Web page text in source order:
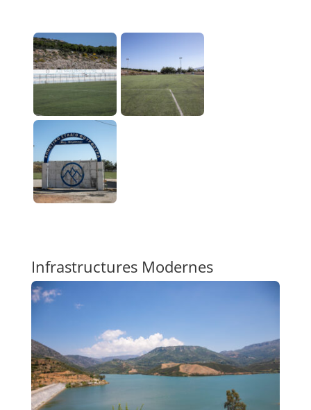
Infrastructures Modernes